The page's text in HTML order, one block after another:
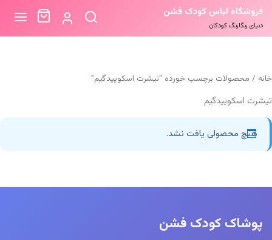
فروشگاه لباس کودک فشن
دنیای رنگارنگ کودکان
خانه / محصولات برچسب خورده “تیشرت اسکوییدگیم”
تیشرت اسکوییدگیم
هیچ محصولی یافت نشد.
پوشاک کودک فشن